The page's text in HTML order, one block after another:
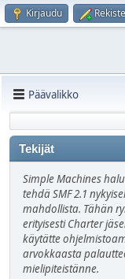
Kirjaudu
Päävalikko
Tekijät
Simple Machines
tehdä SMF 2.1
mahdollista. Tähän
erityisesti Charter
käytätte
arvokkaasta
mielipiteistänne.